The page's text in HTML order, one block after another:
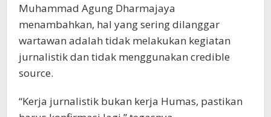
Muhammad Agung Dharmajaya
menambahkan, hal yang sering dilanggar
wartawan adalah tidak melakukan kegiatan
jurnalistik dan tidak menggunakan credible
source.
“Kerja jurnalistik bukan kerja Humas, pastikan